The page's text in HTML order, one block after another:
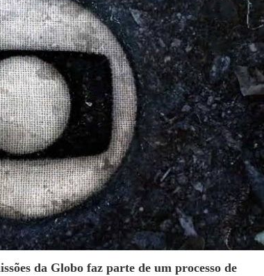
da Globo faz parte de um processo de